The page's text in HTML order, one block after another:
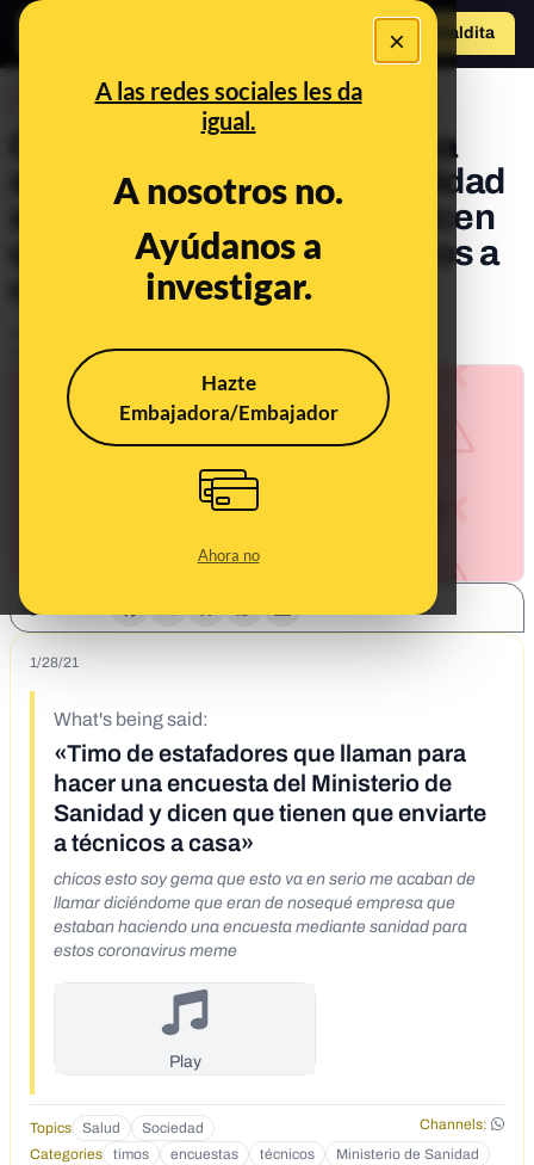
×
A las redes sociales les da
igual.
A nosotros no.
Ayúdanos a
investigar.
Hazte
Embajadora/Embajador
Ahora no
Hazte Maldita
Cuidado si te llaman por una
supuesta encuesta de Sanidad
sobre el coronavirus y te dicen
que te van a mandar técnicos a
casa: es una estafa
Actualizado elMar 10, 2021, 8:13:00 AM
1/28/21
What's being said:
«Timo de estafadores que llaman para
hacer una encuesta del Ministerio de
Sanidad y dicen que tienen que enviarte
a técnicos a casa»
chicos esto soy gema que esto va en serio me acaban de
llamar diciéndome que eran de nosequé empresa que
estaban haciendo una encuesta mediante sanidad para
estos coronavirus meme
Play
Topics Salud Sociedad
Channels:
Categories
timos encuestas técnicos
Ministerio de Sanidad